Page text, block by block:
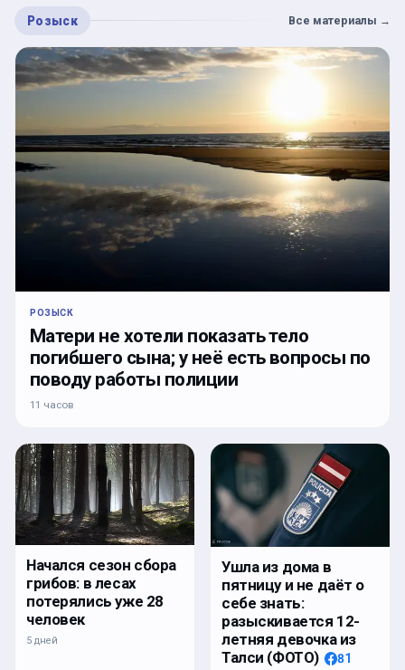
Розыск Все материалы →
РОЗЫСК
Матери не хотели показать тело
погибшего сына; у неё есть вопросы по
поводу работы полиции
11 часов
Начался сезон сбора
грибов: в лесах
потерялись уже 28
человек
5 дней
Ушла из дома в
пятницу и не даёт о
себе знать:
разыскивается 12-
летняя девочка из
Талси (ФОТО)
81